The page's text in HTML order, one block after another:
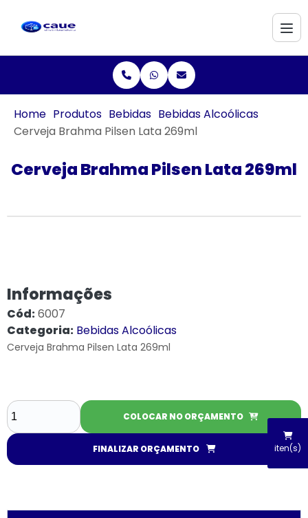
iten(s)
Home Produtos Bebidas Bebidas Alcoólicas
Cerveja Brahma Pilsen Lata 269ml
Cerveja Brahma Pilsen Lata 269ml
Informações
Cód:6007
Categoria: Bebidas Alcoólicas
Cerveja Brahma Pilsen Lata 269ml
COLOCAR NO ORÇAMENTO
FINALIZAR ORÇAMENTO